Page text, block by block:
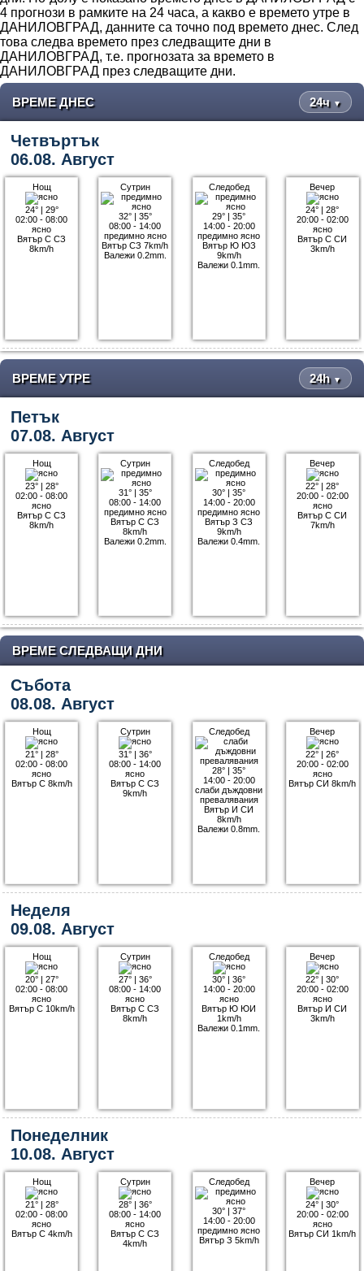
4 прогнози в рамките на 24 часа, а какво е времето утре в
ДАНИЛОВГРАД, данните са точно под времето днес. След
това следва времето през следващите дни в
ДАНИЛОВГРАД, т.е. прогнозата за времето в
ДАНИЛОВГРАД през следващите дни.
ВРЕМЕ ДНЕС 24ч ▼
Четвъртък
06.08. Август
Нощ
24°| 29°
02:00 - 08:00
ясно
Вятър С СЗ
8km/h
Сутрин
32°| 35°
08:00 - 14:00
предимно ясно
Вятър СЗ 7km/h
Валежи 0.2mm.
Следобед
29° |35°
14:00 - 20:00
предимно ясно
Вятър Ю ЮЗ
9km/h
Валежи 0.1mm.
Вечер
24° |28°
20:00 - 02:00
ясно
Вятър С СИ
3km/h
ВРЕМЕ УТРЕ 24h ▼
Петък
07.08. Август
Нощ
23°| 28°
02:00 - 08:00
ясно
Вятър С СЗ
8km/h
Сутрин
31°| 35°
08:00 - 14:00
предимно ясно
Вятър С СЗ
8km/h
Валежи 0.2mm.
Следобед
30° |35°
14:00 - 20:00
предимно ясно
Вятър З СЗ
9km/h
Валежи 0.4mm.
Вечер
22° |28°
20:00 - 02:00
ясно
Вятър С СИ
7km/h
ВРЕМЕ СЛЕДВАЩИ ДНИ
Събота
08.08. Август
Нощ
21°| 28°
02:00 - 08:00
ясно
Вятър С 8km/h
Сутрин
31°| 36°
08:00 - 14:00
ясно
Вятър С СЗ
9km/h
Следобед
28° |35°
14:00 - 20:00
слаби дъждовни
превалявания
Вятър И СИ
8km/h
Валежи 0.8mm.
Вечер
22° |26°
20:00 - 02:00
ясно
Вятър СИ 8km/h
Неделя
09.08. Август
Нощ
20°| 27°
02:00 - 08:00
ясно
Вятър С 10km/h
Сутрин
27°| 36°
08:00 - 14:00
ясно
Вятър С СЗ
8km/h
Следобед
30° |36°
14:00 - 20:00
ясно
Вятър Ю ЮИ
1km/h
Валежи 0.1mm.
Вечер
22° |30°
20:00 - 02:00
ясно
Вятър И СИ
3km/h
Понеделник
10.08. Август
Нощ
21°| 28°
02:00 - 08:00
ясно
Вятър С 4km/h
Сутрин
28°| 36°
08:00 - 14:00
ясно
Вятър С СЗ
4km/h
Следобед
30° |37°
14:00 - 20:00
предимно ясно
Вятър З 5km/h
Вечер
24° |30°
20:00 - 02:00
ясно
Вятър СИ 1km/h